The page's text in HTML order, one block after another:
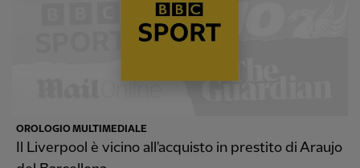
OROLOGIO MULTIMEDIALE
Il Liverpool è vicino all'acquisto in prestito di Araujo